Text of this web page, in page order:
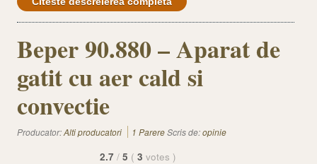
Beper 90.880 – Aparat de
gatit cu aer cald si
convectie
Producator:Alti producatori 1 ParereScris de:opinie
2.7 / 5 ( 3 votes )